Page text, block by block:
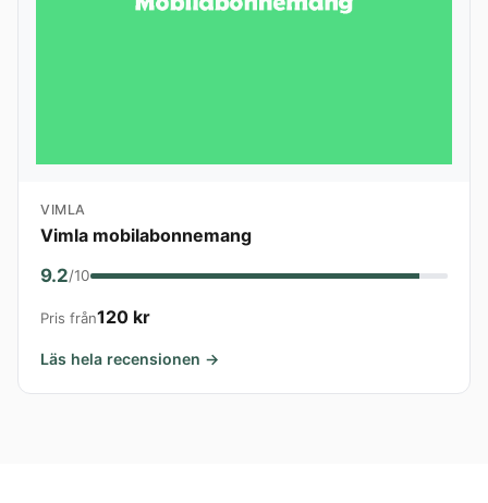
VIMLA
Vimla mobilabonnemang
9.2/10
Pris från120 kr
Läs hela recensionen →